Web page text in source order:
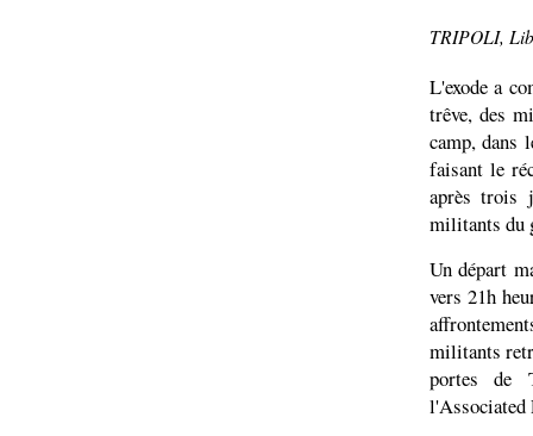
TRIPOLI,
L'exode a
trêve, des
camp, dans
faisant le
après trois
militants du
Un départ
vers 21h
militants
portes de
l'Associated